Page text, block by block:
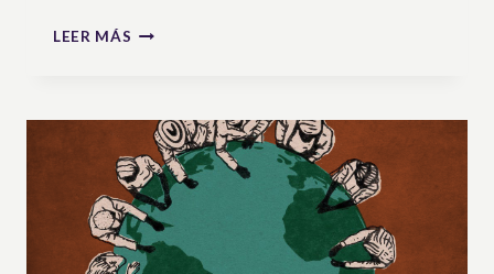
LEER MÁS DIRECTRICES
LA
OIT
PARA
LA
PROMOCIÓN
DEL
TRABAJO